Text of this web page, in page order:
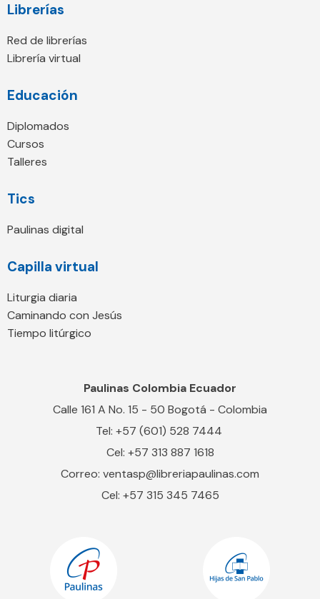
Librerías
Red de librerías
Librería virtual
Educación
Diplomados
Cursos
Talleres
Tics
Paulinas digital
Capilla virtual
Liturgia diaria
Caminando con Jesús
Tiempo litúrgico
Paulinas Colombia Ecuador
Calle 161 A No. 15 - 50 Bogotá - Colombia
Tel: +57 (601) 528 7444
Cel: +57 313 887 1618
Correo: ventasp@libreriapaulinas.com
Cel: +57 315 345 7465